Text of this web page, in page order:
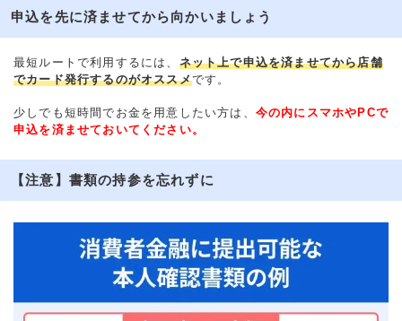
申込を先に済ませてから向かいましょう
最短ルートで利用するには、 ネット上で申込を済ませてから店舗
でカード発行するのがオススメです。
少しでも短時間でお金を用意したい方は、 今の内にスマホやPCで
申込を済ませておいてください。
【注意】書類の持参を忘れずに